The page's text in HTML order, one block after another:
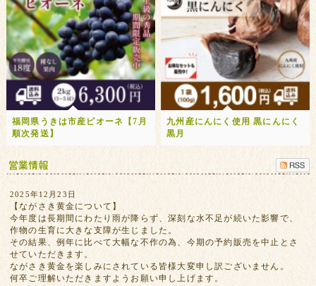
福岡県うきは市産ピオーネ【7月
順次発送】
九州産にんにく使用 黒にんにく
黒月
2025年12月23日
【ながさき黄金について】
今年度は長期間にわたり雨が降らず、深刻な水不足が続いた影響で、
作物の生育に大きな支障が生じました。
その結果、例年に比べて大幅な不作の為、今期の予約販売を中止とさ
せていただきます。
ながさき黄金を楽しみにされている皆様大変申し訳ございません。
何卒ご理解いただきますようお願い申し上げます。